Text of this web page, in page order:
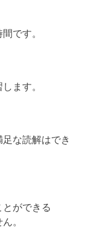
です。
ます。
な読解はでき
とができる
。